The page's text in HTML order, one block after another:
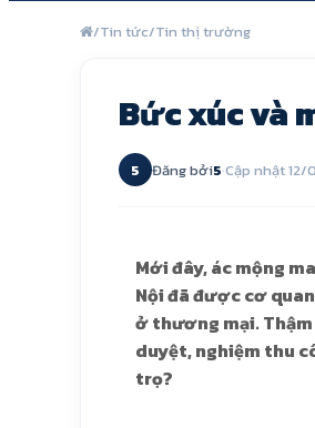
/Tin tức/Tin thị trường
Bức xúc và
5 Đăng bởi5·Cập nhật 12/
Mới đây, ác mộng
Nội đã được cơ
ở thương mại.
duyệt, nghiệm thu
trọ?